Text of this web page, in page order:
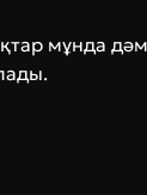
мұнда